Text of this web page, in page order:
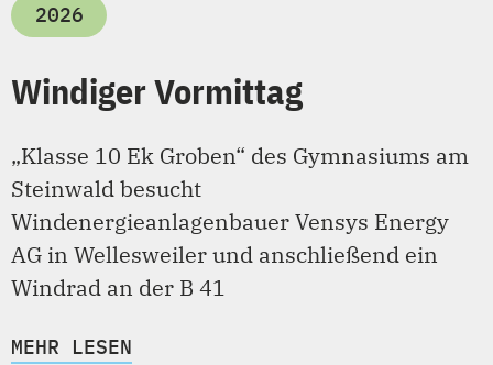
2026
Windiger Vormittag
„Klasse 10 Ek Groben“ des Gymnasiums am
Steinwald besucht
Windenergieanlagenbauer Vensys Energy
AG in Wellesweiler und anschließend ein
Windrad an der B 41
MEHR LESEN